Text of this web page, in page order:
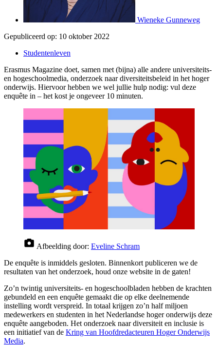
Wieneke Gunneweg
Gepubliceerd op: 10 oktober 2022
Studentenleven
Erasmus Magazine doet, samen met (bijna) alle andere universiteits-
en hogeschoolmedia, onderzoek naar diversiteitsbeleid in het hoger
onderwijs. Hiervoor hebben we wel jullie hulp nodig: vul deze
enquête in – het kost je ongeveer 10 minuten.
Afbeelding door: Eveline Schram
De enquête is inmiddels gesloten. Binnenkort publiceren we de
resultaten van het onderzoek, houd onze website in de gaten!
Zo’n twintig universiteits- en hogeschoolbladen hebben de krachten
gebundeld en een enquête gemaakt die op elke deelnemende
instelling wordt verspreid. In totaal krijgen zo’n half miljoen
medewerkers en studenten in het Nederlandse hoger onderwijs deze
enquête aangeboden. Het onderzoek naar diversiteit en inclusie is
een initiatief van de Kring van Hoofdredacteuren Hoger Onderwijs
Media.